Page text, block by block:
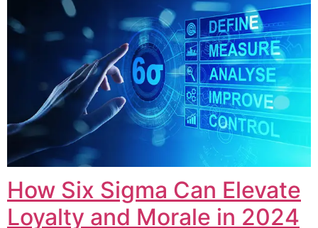
How Six Sigma Can Elevate
Loyalty and Morale in 2024